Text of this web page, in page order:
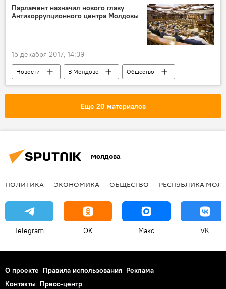
Государственный русский драматический театр имени Антона Чехова
театр
гетто
Парламент назначил нового главу
Антикоррупционного центра Молдовы
15 декабря 2017, 14:39
Новости В Молдове
Общество
Республика Молдова
Раиса Апольски
Национальный антикоррупционный центр
руководитель
назначение
Еще 20 материалов
Молдова
ПОЛИТИКА ЭКОНОМИКА ОБЩЕСТВО РЕСПУБЛИКА
Telegram OK Макс VK
О проекте Правила использования Реклама
Контакты Пресс-центр